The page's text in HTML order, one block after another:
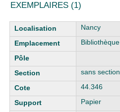
EXEMPLAIRES (1)
Liste des exemplaires
Nancy
Bibliothèque
sans section
44.346
Papier